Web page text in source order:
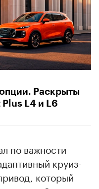
Раскрыты
L4 и L6
по важности
круиз-
который